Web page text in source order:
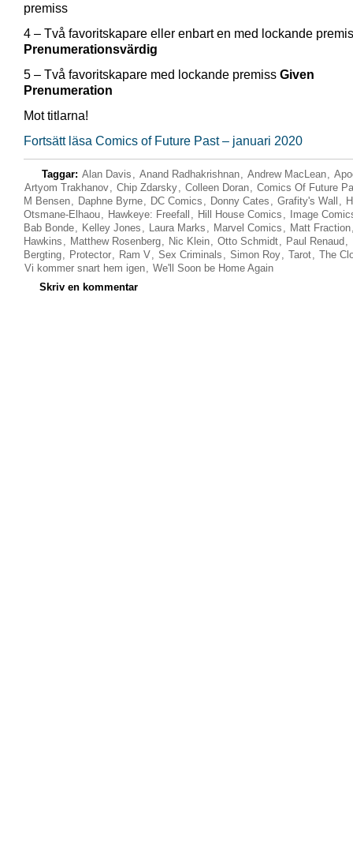
premiss
4 – Två favoritskapare eller enbart en med lockande
Prenumerationsvärdig
5 – Två favoritskapare med lockande premiss Given
Prenumeration
Mot titlarna!
Fortsätt läsa Comics of Future Past – januari 2020
Taggar: Alan Davis , Anand Radhakrishnan, Andrew MacLean,
Artyom Trakhanov, Chip Zdarsky, Colleen Doran, Comics Of Future
M Bensen, Daphne Byrne, DC Comics , Donny Cates , Grafity's Wall ,
Otsmane-Elhaou, Hawkeye: Freefall , Hill House Comics ,
Image
Bab Bonde, Kelley Jones , Laura Marks , Marvel Comics , Matt Fraction
Hawkins , Matthew Rosenberg, Nic Klein, Otto Schmidt, Paul Renaud ,
Bergting, Protector, Ram V, Sex Criminals , Simon Roy, Tarot, The
Vi kommer snart hem igen, We'll Soon be Home Again
Skriv en kommentar